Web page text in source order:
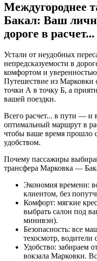
Междугороднее
Бакал: Ваш
дороге в расчет...
Устали от неудобных
непредсказуемости в
комфортом и
Путешествие из Марковки
точки А в точку Б, а
вашей поездки.
Всего расчет... в пути — и
оптимальный маршрут в
чтобы ваше время прошло
удобством.
Почему пассажиры
трансфера Марковка —
Экономия времени:
клиентом, без
Комфорт: мягкие
выбрать салон под
минивэн).
Безопасность: все
техосмотр,
Удобство: забираем
вокзала Марковки.